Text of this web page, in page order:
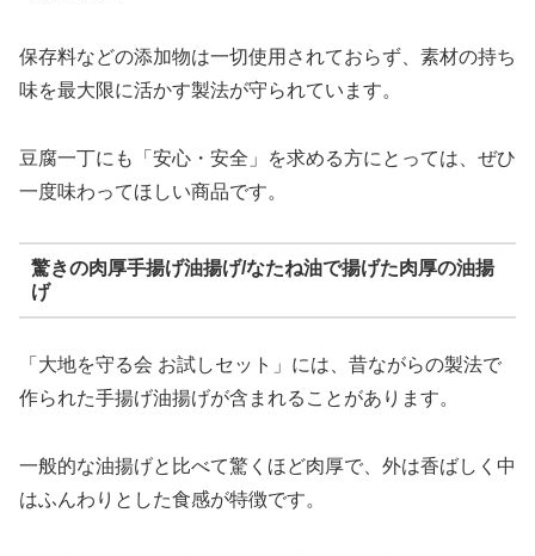
保存料などの添加物は一切使用されておらず、素材の持ち
味を最大限に活かす製法が守られています。
豆腐一丁にも「安心・安全」を求める方にとっては、ぜひ
一度味わってほしい商品です。
驚きの肉厚手揚げ油揚げ/なたね油で揚げた肉厚の油揚
げ
「大地を守る会 お試しセット」には、昔ながらの製法で
作られた手揚げ油揚げが含まれることがあります。
一般的な油揚げと比べて驚くほど肉厚で、外は香ばしく中
はふんわりとした食感が特徴です。